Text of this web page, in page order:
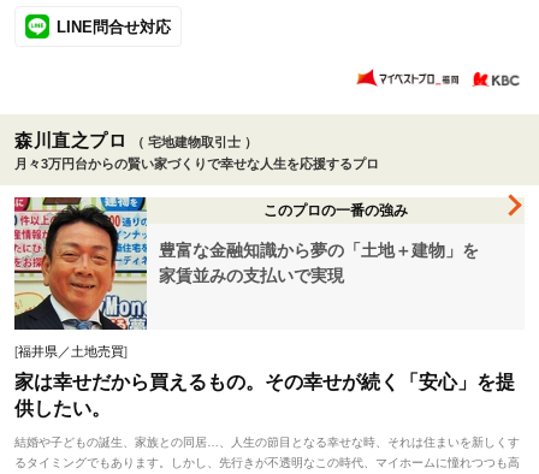
LINE問合せ対応
森川直之プロ
（ 宅地建物取引士 ）
月々3万円台からの賢い家づくりで幸せな人生を応援するプロ
このプロの一番の強み
豊富な金融知識から夢の「土地＋建物」を
家賃並みの支払いで実現
[福井県／土地売買]
家は幸せだから買えるもの。その幸せが続く「安心」を提
供したい。
結婚や子どもの誕生、家族との同居…、人生の節目となる幸せな時、それは住まいを新しくす
るタイミングでもあります。しかし、先行きが不透明なこの時代、マイホームに憧れつつも高